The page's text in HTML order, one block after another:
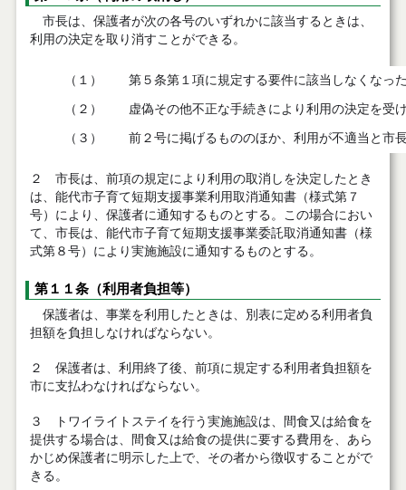
市長は、保護者が次の各号のいずれかに該当するときは、
利用の決定を取り消すことができる。
（１） 第５条第１項に規定する要件に該当しなくなっ
（２） 虚偽その他不正な手続きにより利用の決定を受
（３） 前２号に掲げるもののほか、利用が不適当と市
２ 市長は、前項の規定により利用の取消しを決定したとき
は、能代市子育て短期支援事業利用取消通知書（様式第７
号）により、保護者に通知するものとする。この場合におい
て、市長は、能代市子育て短期支援事業委託取消通知書（様
式第８号）により実施施設に通知するものとする。
第１１条（利用者負担等）
保護者は、事業を利用したときは、別表に定める利用者負
担額を負担しなければならない。
２ 保護者は、利用終了後、前項に規定する利用者負担額を
市に支払わなければならない。
３ トワイライトステイを行う実施施設は、間食又は給食を
提供する場合は、間食又は給食の提供に要する費用を、あら
かじめ保護者に明示した上で、その者から徴収することがで
きる。